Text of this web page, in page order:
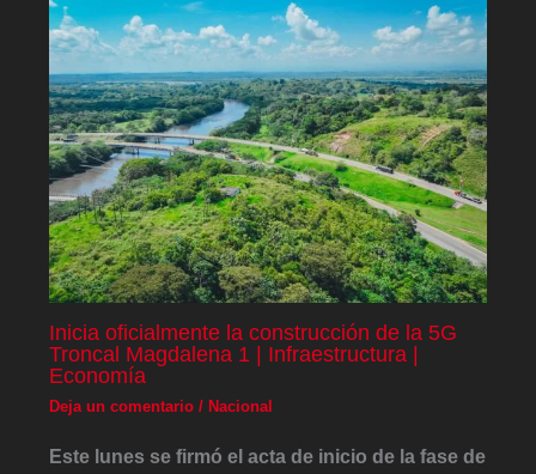
Inicia oficialmente la construcción de la 5G
Troncal Magdalena 1 | Infraestructura |
Economía
Deja un comentario /Nacional
Este lunes se firmó el acta de inicio de la fase de